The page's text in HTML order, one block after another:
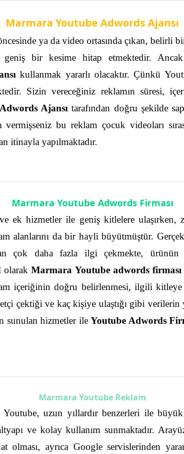
Marmara Youtube Adwords Ajansı
ya da video ortasında çıkan, belirli
geniş bir kesime hitap etmektedir.
kullanmak yararlı olacaktır. Çünkü
Sizin vereceğiniz reklamın süresi,
Ajansıtarafından doğru şekilde
bu reklam çocuk videoları
itinayla yapılmaktadır.
Marmara Youtube Adwords Firması
ek hizmetler ile geniş kitlelere ulaşırken,
alanlarını da bir hayli büyütmüştür.
çok daha fazla ilgi çekmekte, ürünün
olarak Marmara Youtube adwords firması
içeriğinin doğru belirlenmesi, ilgili kitleye
çektiği ve kaç kişiye ulaştığı gibi verilerin
sunulan hizmetler ileYoutube Adwords
Marmara Youtube Reklam
Youtube, uzun yıllardır benzerleri ile
ve kolay kullanım sunmaktadır.
olması, ayrıca Google servislerinden